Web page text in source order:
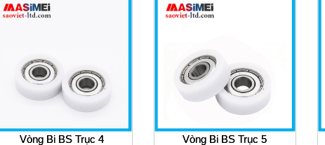
Vòng Bi BS Trục 4 Vòng Bi BS Trục 5